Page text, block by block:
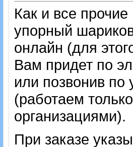
Как и все
упорный
онлайн (для
Вам придет по
или позвонив
(работаем
организациями).
При заказе